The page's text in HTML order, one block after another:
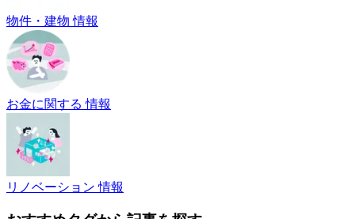
物件・建物 情報
お金に関する 情報
リノベーション 情報